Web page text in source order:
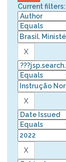
Current filters: